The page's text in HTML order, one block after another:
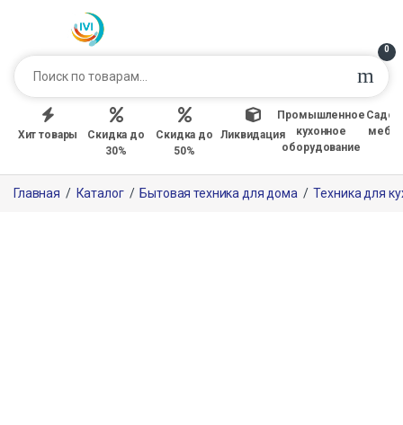
0
Хит товары
Скидка до
30%
Скидка до
50%
Ликвидация
Промышленное
кухонное
оборудование
Главная / Каталог / Бытовая техника для дома / Техника для